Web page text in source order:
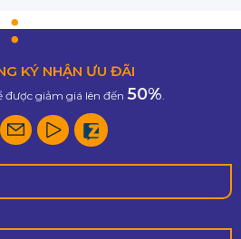
KÝ NHẬN ƯU ĐÃI
giảm giá lên đến 50%